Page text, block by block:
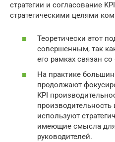
стратегии и согласование
стратегическими целями
Теоретически этот
совершенным, так
его рамках связан
На практике
продолжают
KPI
производительность
используют
имеющие смысла
руководителей.